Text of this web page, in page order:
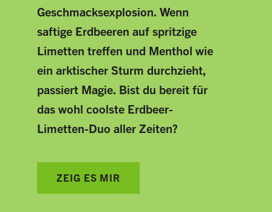
Geschmacksexplosion. Wenn
saftige Erdbeeren auf spritzige
Limetten treffen und Menthol wie
ein arktischer Sturm durchzieht,
passiert Magie. Bist du bereit für
das wohl coolste Erdbeer-
Limetten-Duo aller Zeiten?
ZEIG ES MIR